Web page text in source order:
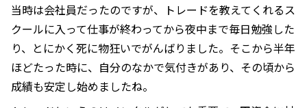
当時は会社員だったのですが、トレードを教えてくれるス
クールに入って仕事が終わってから夜中まで毎日勉強した
り、とにかく死に物狂いでがんばりました。そこから半年
ほどたった時に、自分のなかで気付きがあり、その頃から
成績も安定し始めましたね。